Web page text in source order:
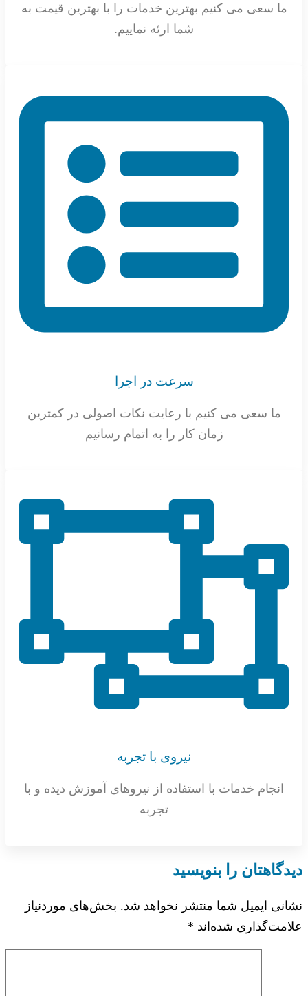
ما سعی می کنیم بهترین خدمات را با بهترین قیمت به
شما ارئه نماییم.
سرعت در اجرا
ما سعی می کنیم با رعایت نکات اصولی در کمترین
زمان کار را به اتمام رسانیم
نیروی با تجربه
انجام خدمات با استفاده از نیروهای آموزش دیده و با
تجربه
دیدگاهتان را بنویسید
نشانی ایمیل شما منتشر نخواهد شد. بخش‌های موردنیاز
علامت‌گذاری شده‌اند *